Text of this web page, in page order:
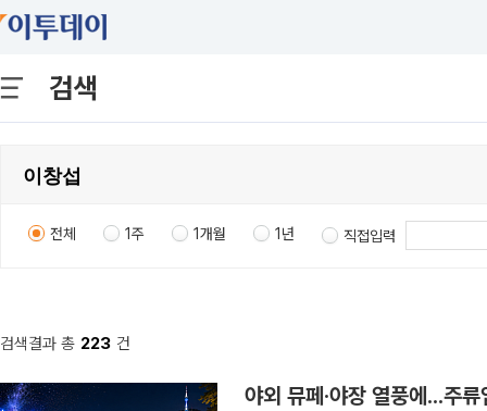
검색
전체 1주 1개월 1년 직접입력
검색결과 총 223 건
야외 뮤페·야장 열풍에...주